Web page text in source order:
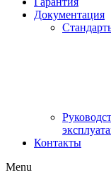
Документация
Контакты
Menu